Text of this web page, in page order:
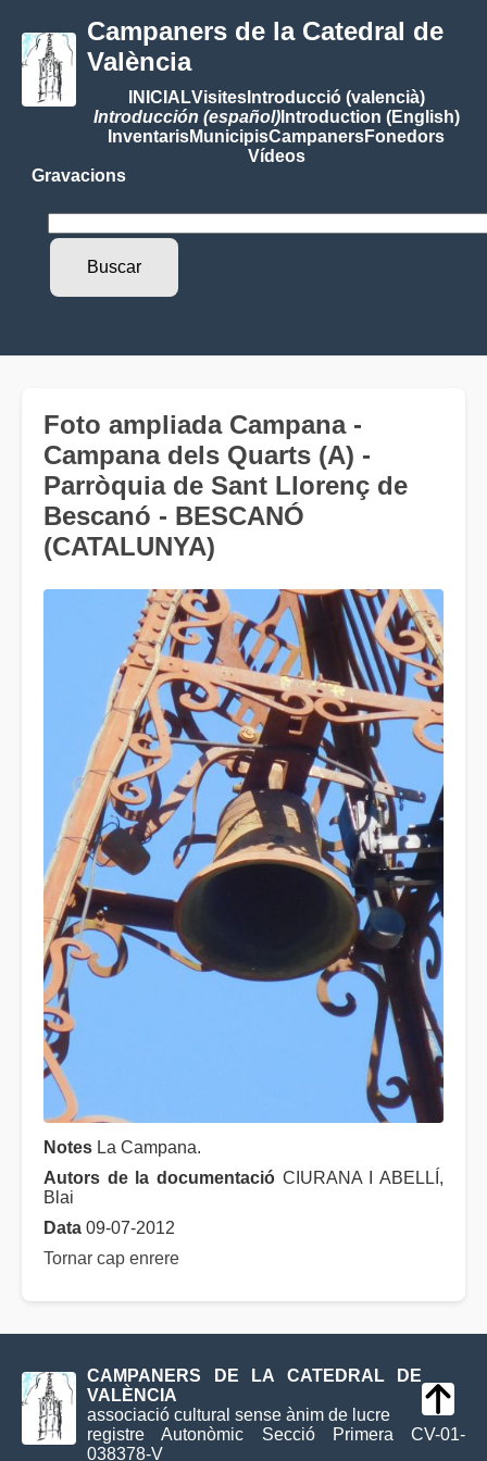
Campaners de la Catedral de
València
INICIALVisitesIntroducció (valencià)
Introducción (español)Introduction (English)
InventarisMunicipisCampanersFonedors
Vídeos
Gravacions
Foto ampliada Campana -
Campana dels Quarts (A) -
Parròquia de Sant Llorenç de
Bescanó - BESCANÓ
(CATALUNYA)
Notes La Campana.
Autors de la documentació CIURANA I ABELLÍ,
Blai
Data 09-07-2012
Tornar cap enrere
CAMPANERS DE LA CATEDRAL DE
VALÈNCIA
associació cultural sense ànim de lucre
registre Autonòmic Secció Primera CV-01-
038378-V